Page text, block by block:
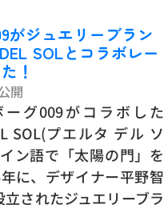
がジュエリーブラン
SOLとコラボレー
！
開
グ009がコラボした
SOL(プエルタ デル ソ
ン語で「太陽の門」を
に、デザイナー平野智
されたジュエリーブラ